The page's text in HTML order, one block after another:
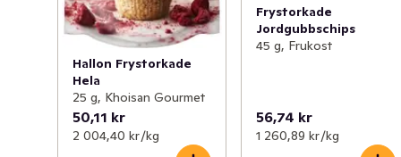
Hallon Frystorkade
Hela
25 g, Khoisan Gourmet
50,11 kr
2 004,40 kr /kg
Frystorkade
Jordgubbschips
45 g, Frukost
56,74 kr
1 260,89 kr /kg